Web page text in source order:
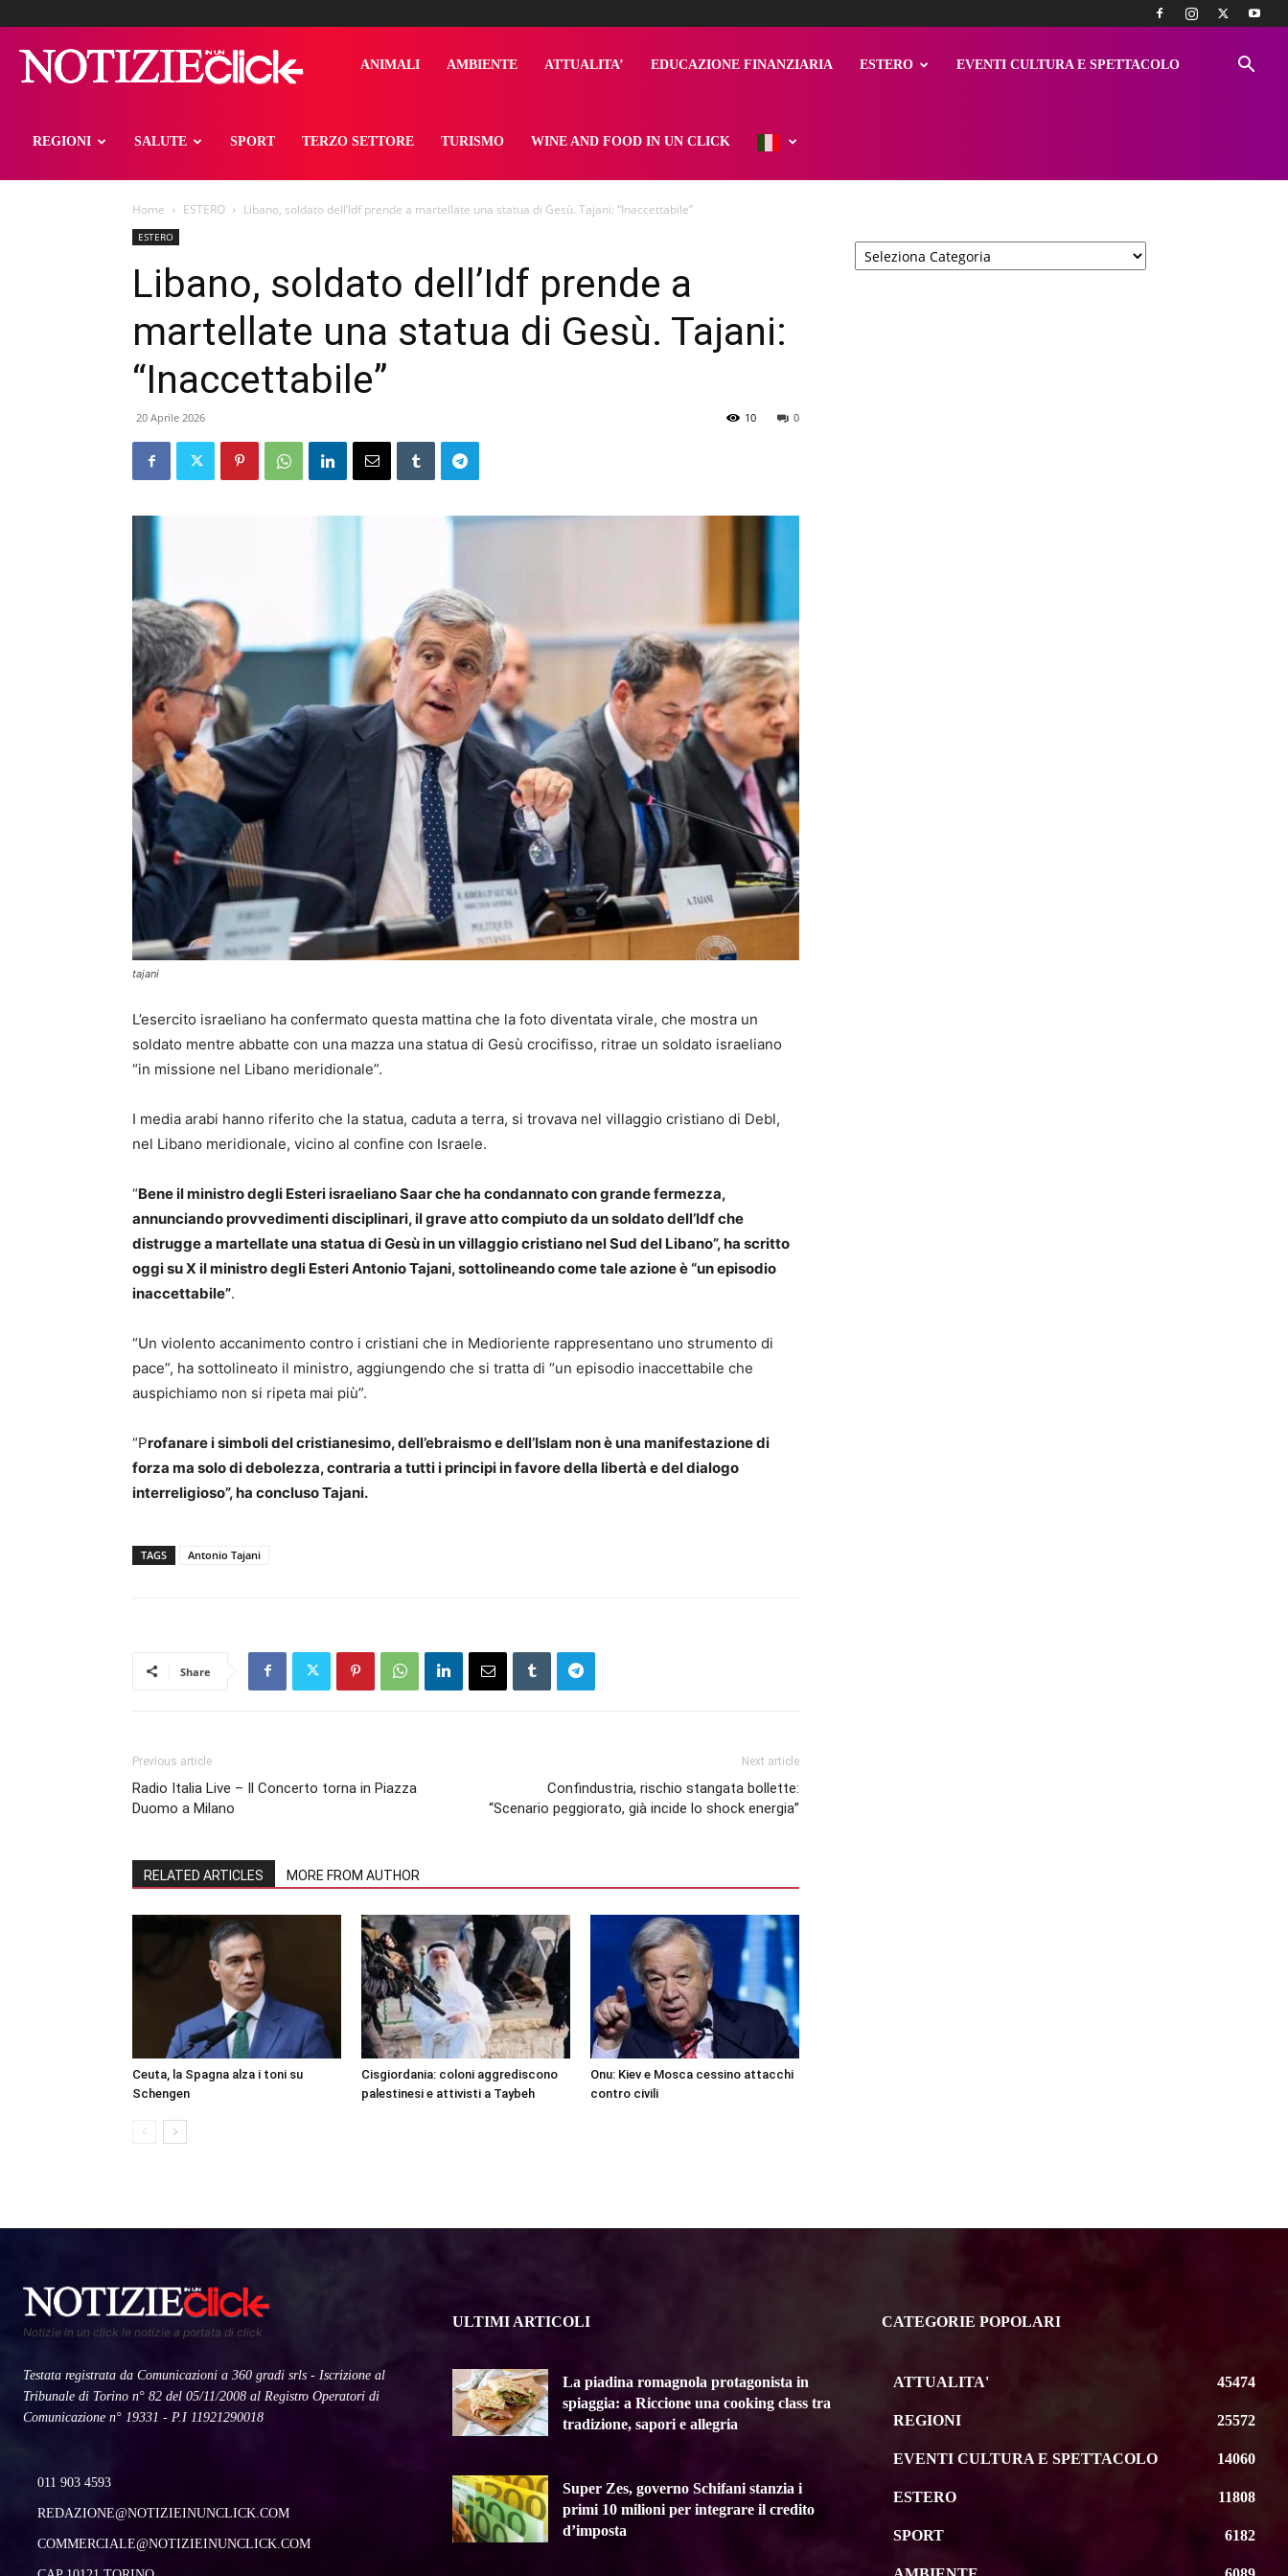
notizieinunclick
ANIMALI AMBIENTE ATTUALITA’ EDUCAZIONE FINANZIARIA ESTERO EVENTI CULTURA E SPETTACOLO
REGIONI SALUTE SPORT TERZO SETTORE TURISMO WINE AND FOOD IN UN CLICK
Home ESTERO Libano, soldato dell’Idf prende a martellate una statua di Gesù. Tajani: “Inaccettabile”
ESTERO
Libano, soldato dell’Idf prende a
martellate una statua di Gesù. Tajani:
“Inaccettabile”
20 Aprile 2026 0
10
tajani
L’esercito israeliano ha confermato questa mattina che la foto diventata virale, che mostra un
soldato mentre abbatte con una mazza una statua di Gesù crocifisso, ritrae un soldato israeliano
“in missione nel Libano meridionale”.
I media arabi hanno riferito che la statua, caduta a terra, si trovava nel villaggio cristiano di Debl,
nel Libano meridionale, vicino al confine con Israele.
“Bene il ministro degli Esteri israeliano Saar che ha condannato con grande fermezza,
annunciando provvedimenti disciplinari, il grave atto compiuto da un soldato dell’Idf che
distrugge a martellate una statua di Gesù in un villaggio cristiano nel Sud del Libano”, ha scritto
oggi su X il ministro degli Esteri Antonio Tajani, sottolineando come tale azione è “un episodio
inaccettabile”.
“Un violento accanimento contro i cristiani che in Medioriente rappresentano uno strumento di
pace”, ha sottolineato il ministro, aggiungendo che si tratta di “un episodio inaccettabile che
auspichiamo non si ripeta mai più”.
“Profanare i simboli del cristianesimo, dell’ebraismo e dell’Islam non è una manifestazione di
forza ma solo di debolezza, contraria a tutti i principi in favore della libertà e del dialogo
interreligioso”, ha concluso Tajani.
TAGS Antonio Tajani
Share
Previous article
Radio Italia Live – Il Concerto torna in Piazza
Duomo a Milano
Next article
Confindustria, rischio stangata bollette:
“Scenario peggiorato, già incide lo shock energia”
RELATED ARTICLES MORE FROM AUTHOR
Ceuta, la Spagna alza i toni su
Schengen
Cisgiordania: coloni aggrediscono
palestinesi e attivisti a Taybeh
Onu: Kiev e Mosca cessino attacchi
contro civili
Categorie
Notizie in un click le notizie a portata di click
Testata registrata da Comunicazioni a 360 gradi srls - Iscrizione al
Tribunale di Torino n° 82 del 05/11/2008 al Registro Operatori di
Comunicazione n° 19331 - P.I 11921290018
011 903 4593
REDAZIONE@NOTIZIEINUNCLICK.COM
COMMERCIALE@NOTIZIEINUNCLICK.COM
ULTIMI ARTICOLI
La piadina romagnola protagonista in
spiaggia: a Riccione una cooking class tra
tradizione, sapori e allegria
Super Zes, governo Schifani stanzia i
primi 10 milioni per integrare il credito
d’imposta
CATEGORIE POPOLARI
ATTUALITA' 45474
REGIONI 25572
EVENTI CULTURA E SPETTACOLO 14060
ESTERO 11808
SPORT 6182